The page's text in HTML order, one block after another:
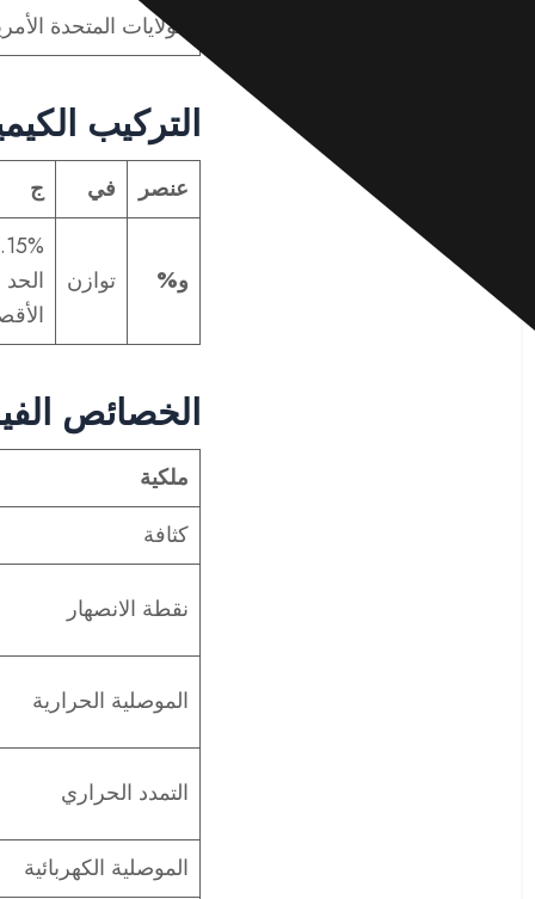
الولايات المتحدة
التركيب
عنصر في ج
و% توازن
الحد
الخصائص
ملكية
كثافة
نقطة الانصهار
الموصلية الحرارية
التمدد الحراري
الموصلية الكهربائية